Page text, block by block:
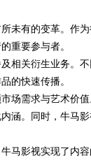
未有的变革。作
重要参与者。
相关衍生业务。
的快速传播。
场需求与艺术价
涵。同时，牛马
马影视实现了内